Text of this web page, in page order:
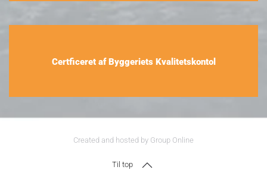
Certficeret af Byggeriets Kvalitetskontol
Created and hosted by Group Online
Til top